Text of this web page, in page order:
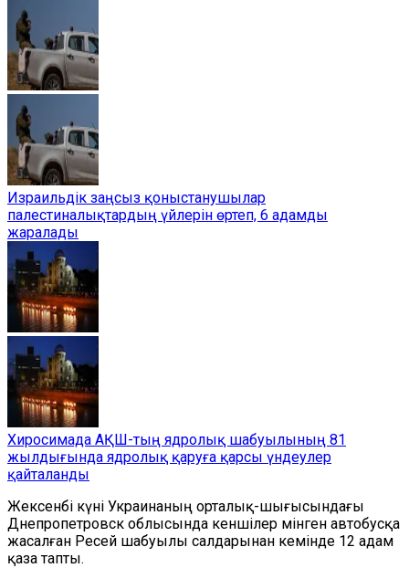
Израильдік заңсыз қоныстанушылар
палестиналықтардың үйлерін өртеп, 6 адамды
жаралады
Хиросимада АҚШ-тың ядролық шабуылының 81
жылдығында ядролық қаруға қарсы үндеулер
қайталанды
Жексенбі күні Украинаның орталық-шығысындағы
Днепропетровск облысында кеншілер мінген автобусқа
жасалған Ресей шабуылы салдарынан кемінде 12 адам
қаза тапты.